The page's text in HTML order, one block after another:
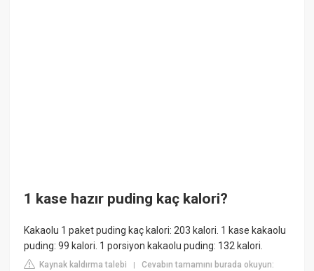
1 kase hazır puding kaç kalori?
Kakaolu 1 paket puding kaç kalori: 203 kalori. 1 kase kakaolu
puding: 99 kalori. 1 porsiyon kakaolu puding: 132 kalori.
Kaynak kaldırma talebi |Cevabın tamamını burada okuyun: